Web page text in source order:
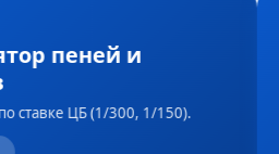
пеней и
ставке ЦБ (1/300, 1/150).